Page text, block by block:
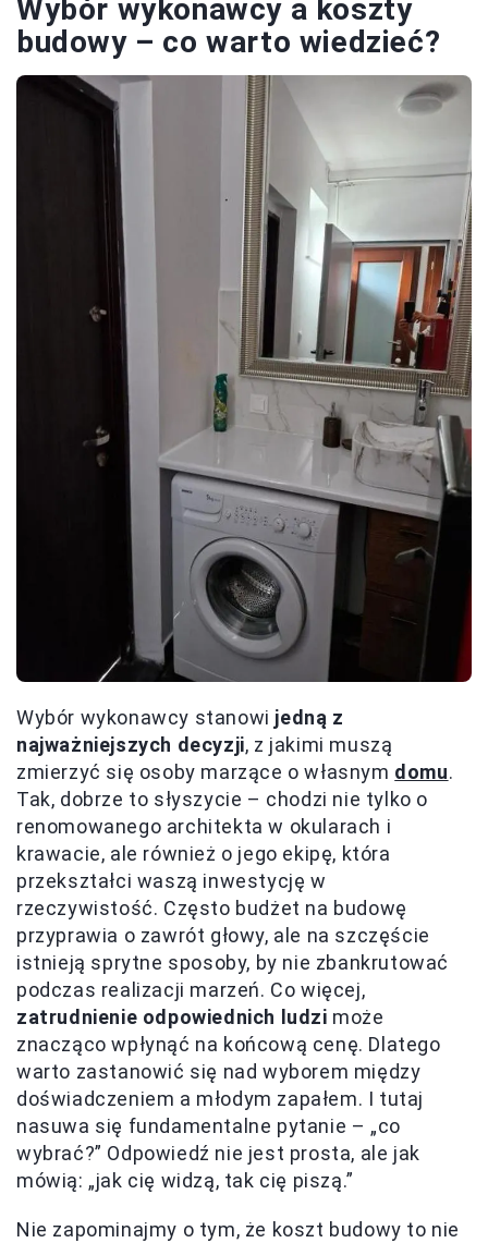
Wybór wykonawcy a koszty
budowy – co warto wiedzieć?
Wybór wykonawcy stanowi jedną z
najważniejszych decyzji, z jakimi muszą
zmierzyć się osoby marzące o własnym domu.
Tak, dobrze to słyszycie – chodzi nie tylko o
renomowanego architekta w okularach i
krawacie, ale również o jego ekipę, która
przekształci waszą inwestycję w
rzeczywistość. Często budżet na budowę
przyprawia o zawrót głowy, ale na szczęście
istnieją sprytne sposoby, by nie zbankrutować
podczas realizacji marzeń. Co więcej,
zatrudnienie odpowiednich ludzi może
znacząco wpłynąć na końcową cenę. Dlatego
warto zastanowić się nad wyborem między
doświadczeniem a młodym zapałem. I tutaj
nasuwa się fundamentalne pytanie – „co
wybrać?” Odpowiedź nie jest prosta, ale jak
mówią: „jak cię widzą, tak cię piszą.”
Nie zapominajmy o tym, że koszt budowy to nie